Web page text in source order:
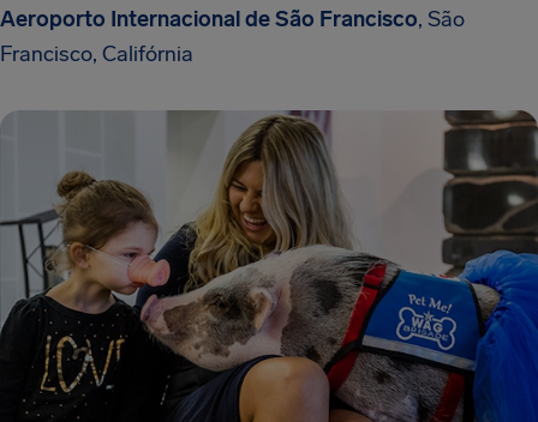
Aeroporto Internacional de São Francisco, São
Francisco, Califórnia